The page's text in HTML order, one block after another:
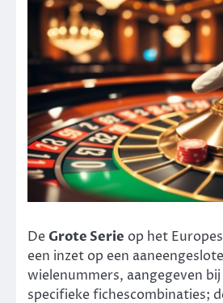
De Grote Serie op het
een inzet op een
wielenummers, aangegeven
specifieke fichescombinaties;